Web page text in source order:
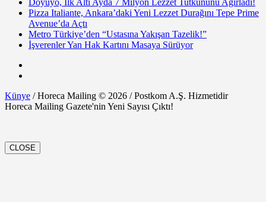
Pizza Italiante, Ankara’daki Yeni Lezzet Durağını Tepe Prime
Avenue’da Açtı
Metro Türkiye’den “Ustasına Yakışan Tazelik!”
İşverenler Yan Hak Kartını Masaya Sürüyor
Künye / Horeca Mailing © 2026 / Postkom A.Ş. Hizmetidir
Horeca Mailing Gazete'nin Yeni Sayısı Çıktı!
CLOSE